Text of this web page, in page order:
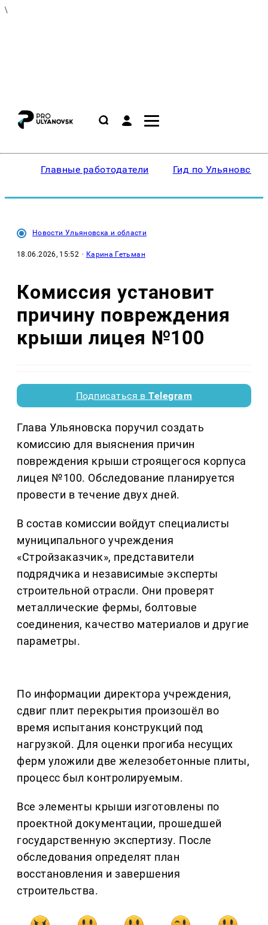
\
Главные работодатели Гид по Ульяновску
Новости Ульяновска и области
18.06.2026, 15:52 · Карина Гетьман
Комиссия установит
причину повреждения
крыши лицея №100
Подписаться вTelegram
Глава Ульяновска поручил создать
комиссию для выяснения причин
повреждения крыши строящегося корпуса
лицея №100. Обследование планируется
провести в течение двух дней.
В состав комиссии войдут специалисты
муниципального учреждения
«Стройзаказчик», представители
подрядчика и независимые эксперты
строительной отрасли. Они проверят
металлические фермы, болтовые
соединения, качество материалов и другие
параметры.
По информации директора учреждения,
сдвиг плит перекрытия произошёл во
время испытания конструкций под
нагрузкой. Для оценки прогиба несущих
ферм уложили две железобетонные плиты,
процесс был контролируемым.
Все элементы крыши изготовлены по
проектной документации, прошедшей
государственную экспертизу. После
обследования определят план
восстановления и завершения
строительства.